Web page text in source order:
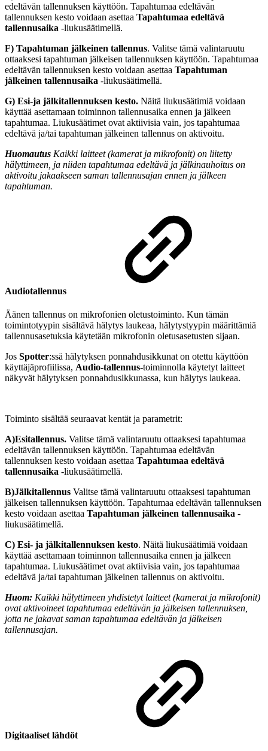
edeltävän tallennuksen käyttöön. Tapahtumaa edeltävän
tallennuksen kesto voidaan asettaa Tapahtumaa edeltävä
tallennusaika -liukusäätimellä.
F) Tapahtuman jälkeinen tallennus. Valitse tämä valintaruutu
ottaaksesi tapahtuman jälkeisen tallennuksen käyttöön. Tapahtumaa
edeltävän tallennuksen kesto voidaan asettaa Tapahtuman
jälkeinen tallennusaika -liukusäätimellä.
G) Esi-ja jälkitallennuksen kesto. Näitä liukusäätimiä voidaan
käyttää asettamaan toiminnon tallennusaika ennen ja jälkeen
tapahtumaa. Liukusäätimet ovat aktiivisia vain, jos tapahtumaa
edeltävä ja/tai tapahtuman jälkeinen tallennus on aktivoitu.
Huomautus Kaikki laitteet (kamerat ja mikrofonit) on liitetty
hälyttimeen, ja niiden tapahtumaa edeltävä ja jälkinauhoitus on
aktivoitu jakaakseen saman tallennusajan ennen ja jälkeen
tapahtuman.
Audiotallennus
Äänen tallennus on mikrofonien oletustoiminto. Kun tämän
toimintotyypin sisältävä hälytys laukeaa, hälytystyypin määrittämiä
tallennusasetuksia käytetään mikrofonin oletusasetusten sijaan.
Jos Spotter:ssä hälytyksen ponnahdusikkunat on otettu käyttöön
käyttäjäprofiilissa, Audio-tallennus-toiminnolla käytetyt laitteet
näkyvät hälytyksen ponnahdusikkunassa, kun hälytys laukeaa.
Toiminto sisältää seuraavat kentät ja parametrit:
A)Esitallennus. Valitse tämä valintaruutu ottaaksesi tapahtumaa
edeltävän tallennuksen käyttöön. Tapahtumaa edeltävän
tallennuksen kesto voidaan asettaa Tapahtumaa edeltävä
tallennusaika -liukusäätimellä.
B)Jälkitallennus Valitse tämä valintaruutu ottaaksesi tapahtuman
jälkeisen tallennuksen käyttöön. Tapahtumaa edeltävän tallennuksen
kesto voidaan asettaa Tapahtuman jälkeinen tallennusaika -
liukusäätimellä.
C) Esi- ja jälkitallennuksen kesto. Näitä liukusäätimiä voidaan
käyttää asettamaan toiminnon tallennusaika ennen ja jälkeen
tapahtumaa. Liukusäätimet ovat aktiivisia vain, jos tapahtumaa
edeltävä ja/tai tapahtuman jälkeinen tallennus on aktivoitu.
Huom: Kaikki hälyttimeen yhdistetyt laitteet (kamerat ja mikrofonit)
ovat aktivoineet tapahtumaa edeltävän ja jälkeisen tallennuksen,
jotta ne jakavat saman tapahtumaa edeltävän ja jälkeisen
tallennusajan.
Digitaaliset lähdöt